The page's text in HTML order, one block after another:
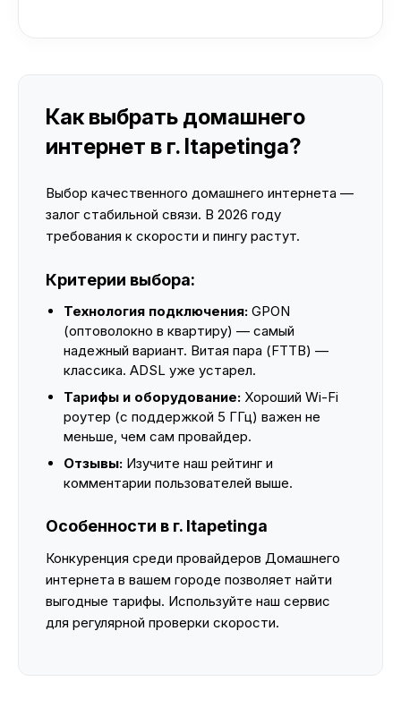
Как выбрать домашнего
интернет в г. Itapetinga?
Выбор качественного домашнего интернета —
залог стабильной связи. В 2026 году
требования к скорости и пингу растут.
Критерии выбора:
Технология подключения: GPON
(оптоволокно в квартиру) — самый
надежный вариант. Витая пара (FTTB) —
классика. ADSL уже устарел.
Тарифы и оборудование: Хороший Wi-Fi
роутер (с поддержкой 5 ГГц) важен не
меньше, чем сам провайдер.
Отзывы: Изучите наш рейтинг и
комментарии пользователей выше.
Особенности в г. Itapetinga
Конкуренция среди провайдеров Домашнего
интернета в вашем городе позволяет найти
выгодные тарифы. Используйте наш сервис
для регулярной проверки скорости.